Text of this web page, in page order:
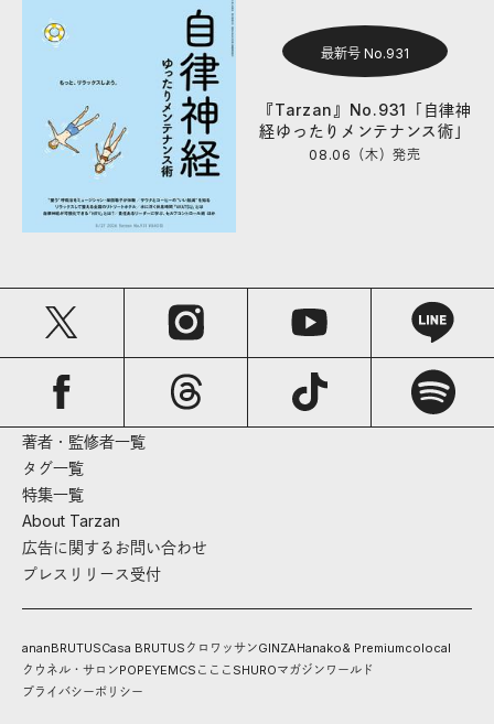
最新号 No.931
『Tarzan』No.931「自律神
経ゆったりメンテナンス術」
08.06（木）発売
著者・監修者一覧
タグ一覧
特集一覧
About Tarzan
広告に関するお問い合わせ
プレスリリース受付
ananBRUTUSCasa BRUTUS クロワッサンGINZAHanako& Premiumcolocal
クウネル・サロンPOPEYEMCS こここ SHUROマガジンワールド
プライバシーポリシー